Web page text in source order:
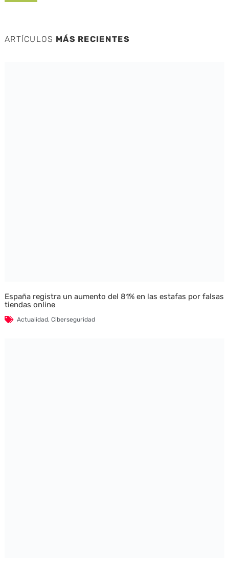
ARTÍCULOS MÁS RECIENTES
España registra un aumento del 81% en las estafas por falsas
tiendas online
Actualidad, Ciberseguridad